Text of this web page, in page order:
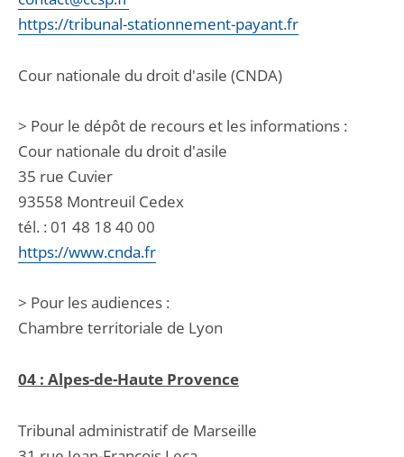
https://tribunal-stationnement-payant.fr
Cour nationale du droit d'asile (CNDA)
> Pour le dépôt de recours et les informations :
Cour nationale du droit d'asile
35 rue Cuvier
93558 Montreuil Cedex
tél. : 01 48 18 40 00
https://www.cnda.fr
> Pour les audiences :
Chambre territoriale de Lyon
04 : Alpes-de-Haute Provence
Tribunal administratif de Marseille